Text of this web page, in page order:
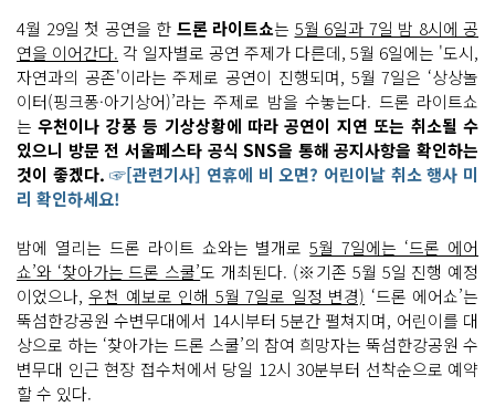
4월 29일 첫 공연을 한 드론 라이트쇼는 5월 6일과 7일 밤 8시에 공
연을 이어간다. 각 일자별로 공연 주제가 다른데, 5월 6일에는 '도시,
자연과의 공존'이라는 주제로 공연이 진행되며, 5월 7일은 ‘상상놀
이터(핑크퐁·아기상어)’라는 주제로 밤을 수놓는다. 드론 라이트쇼
는우천이나 강풍 등 기상상황에 따라 공연이 지연 또는 취소될 수
있으니 방문 전 서울페스타 공식 SNS을 통해 공지사항을 확인하는
것이 좋겠다. ☞[관련기사] 연휴에 비 오면? 어린이날 취소 행사 미
리 확인하세요!
밤에 열리는 드론 라이트 쇼와는 별개로5월 7일에는 ‘드론 에어
쇼’와 ‘찾아가는 드론 스쿨’도 개최된다. (※기존 5월 5일 진행 예정
이었으나,우천 예보로 인해 5월 7일로 일정 변경) ‘드론 에어쇼’는
뚝섬한강공원 수변무대에서 14시부터 5분간 펼쳐지며, 어린이를 대
상으로 하는 ‘찾아가는 드론 스쿨’의 참여 희망자는 뚝섬한강공원 수
변무대 인근 현장 접수처에서 당일 12시 30분부터 선착순으로 예약
할 수 있다.